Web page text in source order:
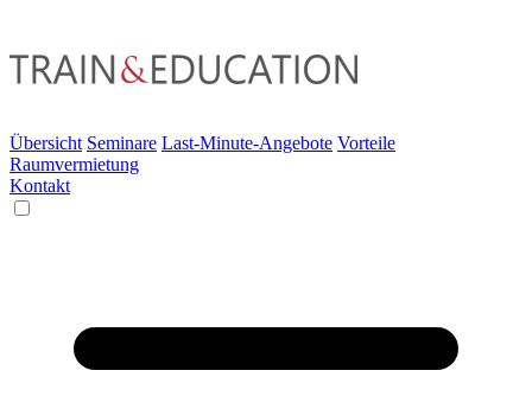
Übersicht Seminare Last-Minute-Angebote Vorteile
Raumvermietung
Kontakt